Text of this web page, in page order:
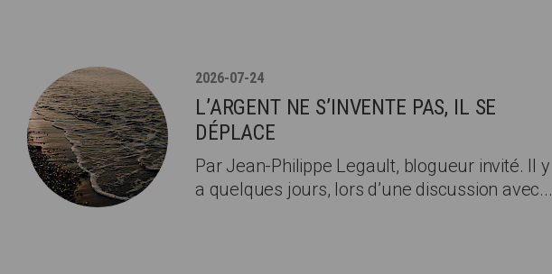
2026-07-24
L’ARGENT NE S’INVENTE PAS, IL SE
DÉPLACE
Par Jean-Philippe Legault, blogueur invité. Il y
a quelques jours, lors d’une discussion avec...